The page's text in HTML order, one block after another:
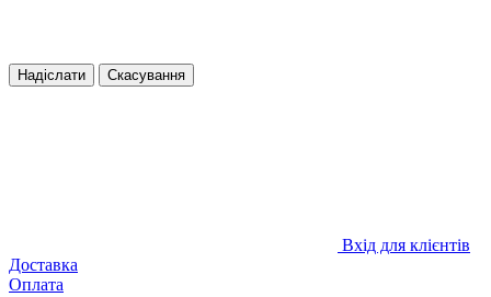
Надіслати Скасування
Вхід для клієнтів
Доставка
Оплата